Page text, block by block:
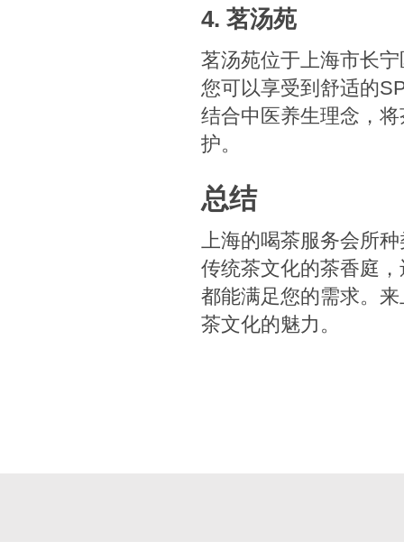
4. 茗汤苑
茗汤苑位于上海市长
您可以享受到舒适的
结合中医养生理念，
护。
总结
上海的喝茶服务会所
传统茶文化的茶香庭
都能满足您的需求。
茶文化的魅力。